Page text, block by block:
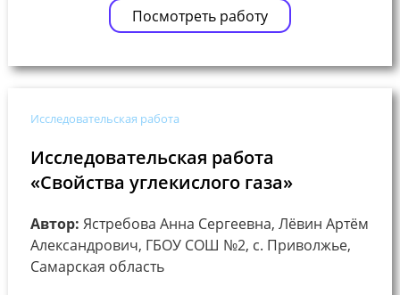
Посмотреть работу
Исследовательская работа
Исследовательская работа
«Свойства углекислого газа»
Автор: Ястребова Анна Сергеевна, Лёвин Артём
Александрович, ГБОУ СОШ №2, с. Приволжье,
Самарская область